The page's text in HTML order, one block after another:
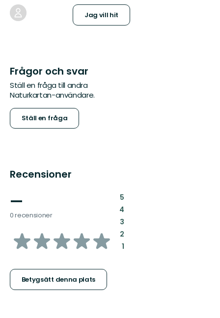
Jag vill hit
Frågor och svar
Ställ en fråga till andra
Naturkartan-användare.
Ställ en fråga
Recensioner
—
0 recensioner
av
stjärnor
Betygsätt denna plats
5:
4:
3:
2:
1: